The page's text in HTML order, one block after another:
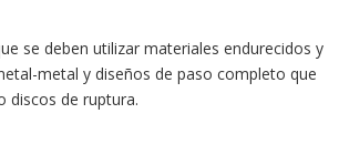
se deben utilizar materiales endurecidos y
metal y diseños de paso completo que
discos de ruptura.